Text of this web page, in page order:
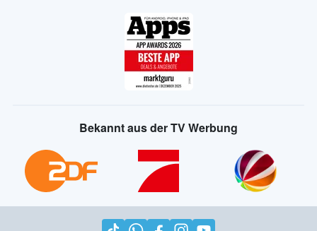
Bekannt aus der TV Werbung